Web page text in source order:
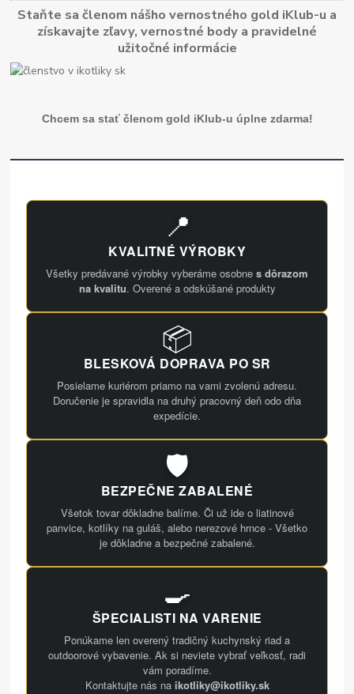
Staňte sa členom nášho vernostného gold iKlub-u a
získavajte zľavy, vernostné body a pravidelné
užitočné informácie
Chcem sa stať členom gold iKlub-u úplne zdarma!
📍
KVALITNÉ VÝROBKY
Všetky predávané výrobky vyberáme osobne s dôrazom
na kvalitu. Overené a odskúšané produkty
📦
BLESKOVÁ DOPRAVA PO SR
Posielame kuriérom priamo na vami zvolenú adresu.
Doručenie je spravidla na druhý pracovný deň odo dňa
expedície.
🛡️
BEZPEČNE ZABALENÉ
Všetok tovar dôkladne balíme. Či už ide o liatinové
panvice, kotlíky na guláš, alebo nerezové hrnce - Všetko
je dôkladne a bezpečné zabalené.
🍳
ŠPECIALISTI NA VARENIE
Ponúkame len overený tradičný kuchynský riad a
outdoorové vybavenie. Ak si neviete vybrať veľkosť, radi
vám poradíme.
Kontaktujte nás na ikotliky@ikotliky.sk